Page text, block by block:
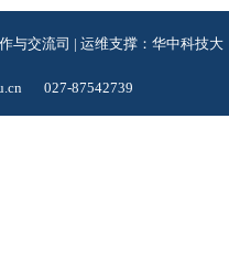
与交流司 | 运维支撑：华中科技大
027-87542739